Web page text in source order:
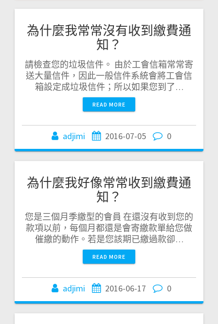
為什麼我常常沒有收到繳費通
知？
請檢查您的垃圾信件。 由於工會信箱常常寄
送大量信件，因此一般信件系統會將工會信
箱設定成垃圾信件；所以如果您到了…
READ MORE
adjimi 2016-07-05 0
為什麼我好像常常收到繳費通
知？
您是三個月季繳型的會員 在還沒有收到您的
款項以前，每個月都還是會寄繳款單給您做
催繳的動作。若是您該期已繳過款卻…
READ MORE
adjimi 2016-06-17 0